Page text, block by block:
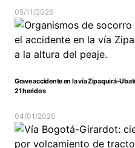
05/11/2026
Grave accidente en la vía Zipaquirá-
21 heridos
04/01/2026